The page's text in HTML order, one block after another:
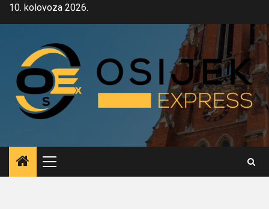
Skip10. kolovoza 2026.
Primary
Menu